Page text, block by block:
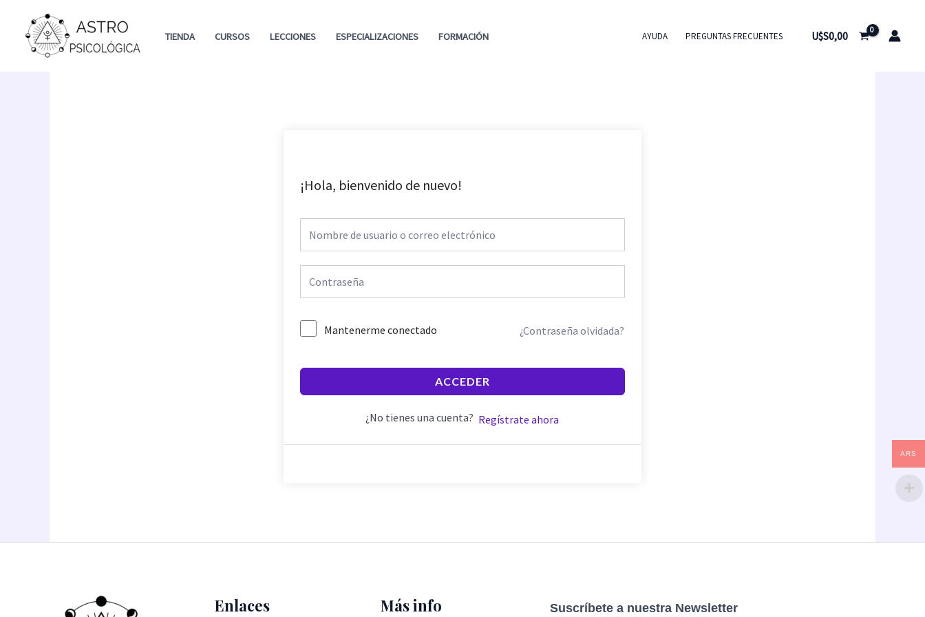
contenido
TIENDA CURSOS LECCIONES ESPECIALIZACIONES FORMACIÓN AYUDA PREGUNTAS FRECUENTES U$S0,00
¡Hola, bienvenido de nuevo!
Mantenerme conectado ¿Contraseña olvidada?
ACCEDER
¿No tienes una cuenta? Regístrate ahora
Enlaces Más info Suscríbete a nuestra Newsletter
ARS